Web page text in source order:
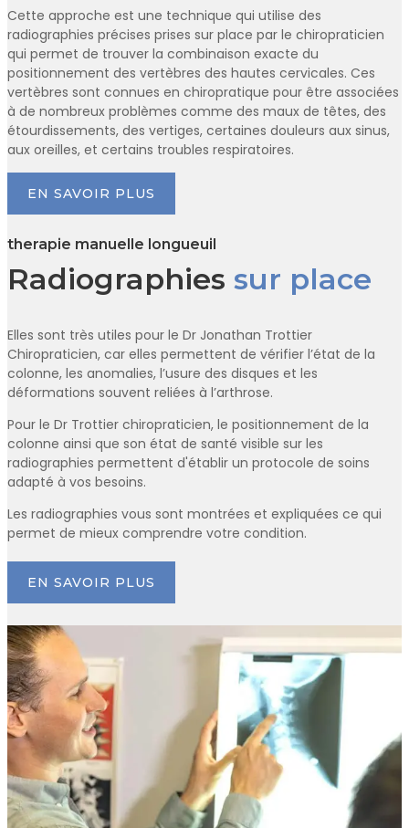
Cette approche est une technique qui utilise des
radiographies précises prises sur place par le chiropraticien
qui permet de trouver la combinaison exacte du
positionnement des vertèbres des hautes cervicales. Ces
vertèbres sont connues en chiropratique pour être associées
à de nombreux problèmes comme des maux de têtes, des
étourdissements, des vertiges, certaines douleurs aux sinus,
aux oreilles, et certains troubles respiratoires.
EN SAVOIR PLUS
therapie manuelle longueuil
Radiographies sur place
Elles sont très utiles pour le Dr Jonathan Trottier
Chiropraticien, car elles permettent de vérifier l’état de la
colonne, les anomalies, l’usure des disques et les
déformations souvent reliées à l’arthrose.
Pour le Dr Trottier chiropraticien, le positionnement de la
colonne ainsi que son état de santé visible sur les
radiographies permettent d'établir un protocole de soins
adapté à vos besoins.
Les radiographies vous sont montrées et expliquées ce qui
permet de mieux comprendre votre condition.
EN SAVOIR PLUS